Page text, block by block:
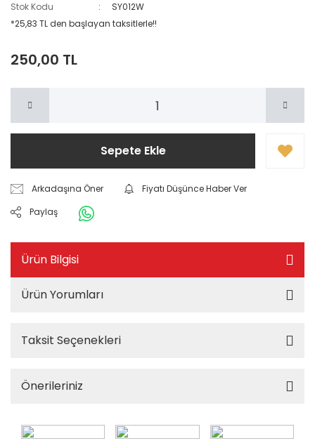
Stok Kodu
SY012W
*25,83 TL den başlayan taksitlerle!!
250,00 TL
Sepete Ekle
Arkadaşına Öner
Fiyatı Düşünce Haber Ver
Paylaş
Ürün Bilgisi
Ürün Yorumları
Taksit Seçenekleri
Önerileriniz